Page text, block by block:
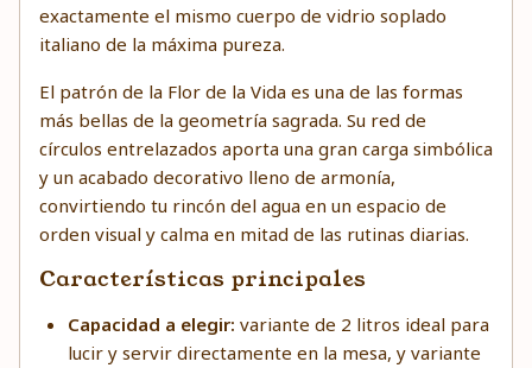
exactamente el mismo cuerpo de vidrio soplado
italiano de la máxima pureza.
El patrón de la Flor de la Vida es una de las formas
más bellas de la geometría sagrada. Su red de
círculos entrelazados aporta una gran carga simbólica
y un acabado decorativo lleno de armonía,
convirtiendo tu rincón del agua en un espacio de
orden visual y calma en mitad de las rutinas diarias.
Características principales
Capacidad a elegir: variante de 2 litros ideal para
lucir y servir directamente en la mesa, y variante